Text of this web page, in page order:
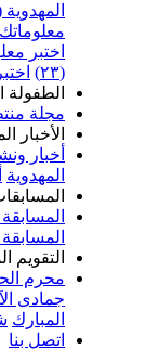
اختبر
المهدوية (٢٠)
معلوماتك المهدوية
اختبر معلوماتك
المهدوية
منتظَر
القصص
المهدوية
ونشاطات المركز
أخبار
المهدوية
الأولى
الرابعة
المهدوي
الحرام
صفر
رجب
شوال المكرّم